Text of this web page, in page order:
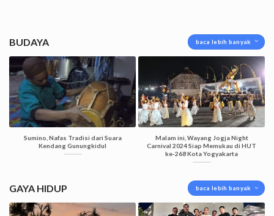
BUDAYA baca lebih banyak
Sumino, Nafas Tradisi dari Suara
Kendang Gunungkidul
Malam ini, Wayang Jogja Night
Carnival 2024 Siap Memukau di HUT
ke-268 Kota Yogyakarta
GAYA HIDUP baca lebih banyak